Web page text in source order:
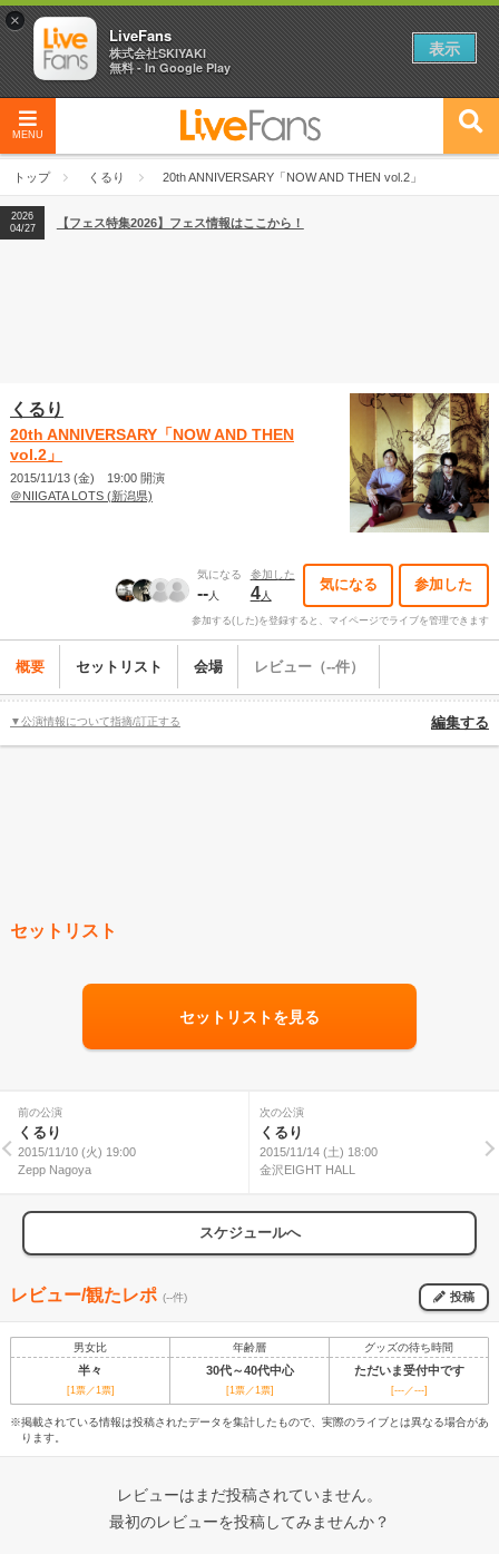
MENU
トップ くるり 20th ANNIVERSARY「NOW AND THEN vol.2」
04/27
【フェス特集2026】フェス情報はここから！
2026
07/28
2026
【フェス特集2026】フェス情報はここから！
2026
07/28
【ライブ動員ランキング】2026年上半期編発表！
くるり
20th ANNIVERSARY「NOW AND THEN
vol.2」
2015/11/13 (金) 19:00 開演
＠NIIGATA LOTS (新潟県)
気になる
--人
参加した
4人
気になる 参加した
参加する(した)を登録すると、マイページでライブを管理できます
概要 セットリスト 会場 レビュー（--件）
▼公演情報について指摘/訂正する 編集する
セットリスト
セットリストを見る
前の公演
くるり
2015/11/10 (火) 19:00
Zepp Nagoya
次の公演
くるり
2015/11/14 (土) 18:00
金沢EIGHT HALL
スケジュールへ
レビュー/観たレポ (--件) 投稿
男女比 年齢層 グッズの待ち時間
半々 30代～40代中心 ただいま受付中です
[1票／1票] [1票／1票] [---／---]
※掲載されている情報は投稿されたデータを集計したもので、実際のライブとは異なる場合があ
ります。
レビューはまだ投稿されていません。
最初のレビューを投稿してみませんか？
×
LiveFans
株式会社SKIYAKI
無料 - In Google Play
表示